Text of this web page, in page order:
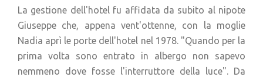
La gestione dell'hotel fu affidata da subito al nipote
Giuseppe che, appena vent'ottenne, con la moglie
Nadia aprì le porte dell'hotel nel 1978. "Quando per la
prima volta sono entrato in albergo non sapevo
nemmeno dove fosse l'interruttore della luce". Da